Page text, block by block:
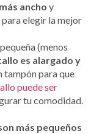
ancho y
elegir la mejor
(menos
es alargado y
tampón para que
puede ser
tu comodidad.
más pequeños